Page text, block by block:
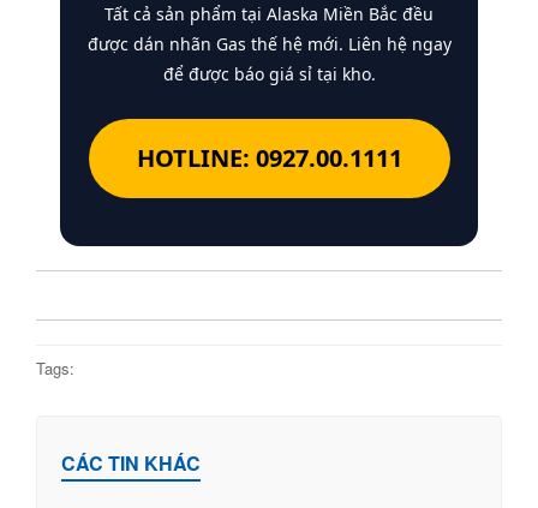
Tất cả sản phẩm tại Alaska Miền Bắc đều
được dán nhãn Gas thế hệ mới. Liên hệ ngay
để được báo giá sỉ tại kho.
HOTLINE: 0927.00.1111
Tags:
CÁC TIN KHÁC